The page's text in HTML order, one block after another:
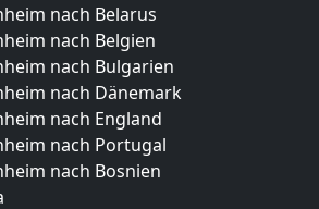
nach Belarus
nach Belgien
nach Bulgarien
nach Dänemark
nach England
nach Portugal
nach Bosnien